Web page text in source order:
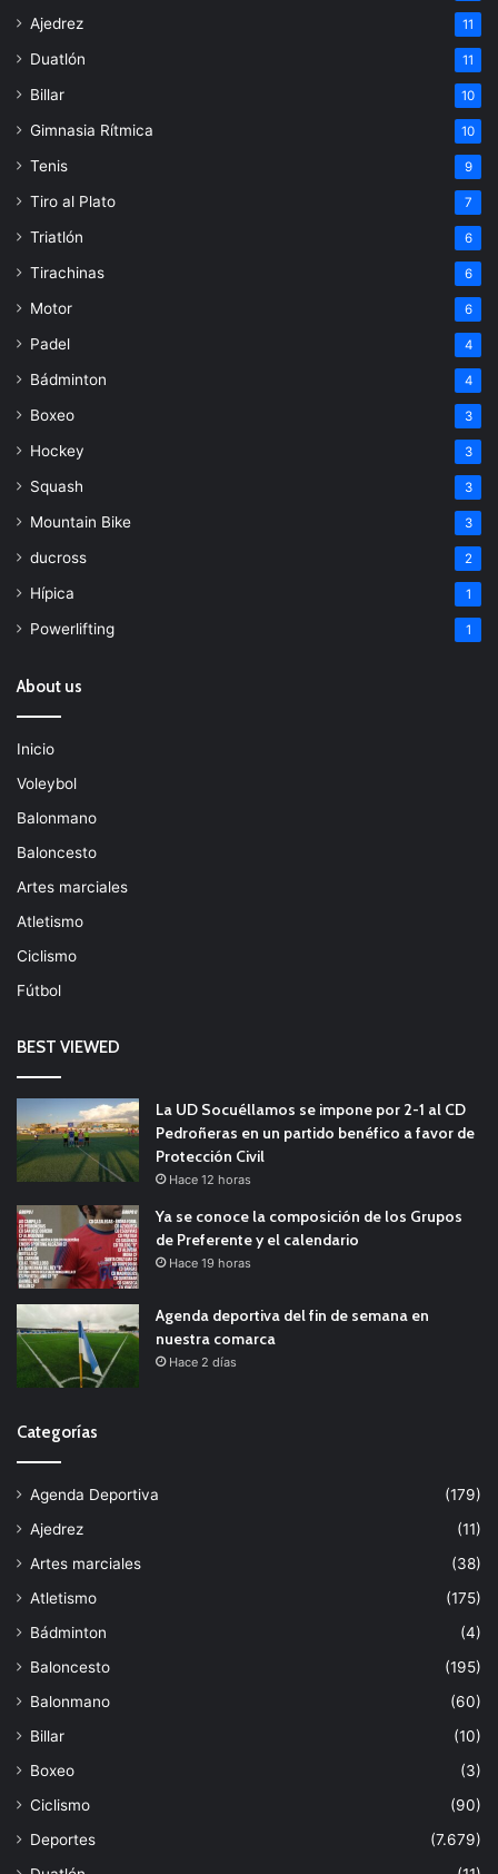
Ajedrez 11
Duatlón 11
Billar 10
Gimnasia Rítmica 10
Tenis 9
Tiro al Plato 7
Triatlón 6
Tirachinas 6
Motor 6
Padel 4
Bádminton 4
Boxeo 3
Hockey 3
Squash 3
Mountain Bike 3
ducross 2
Hípica 1
Powerlifting 1
About us
Inicio
Voleybol
Balonmano
Baloncesto
Artes marciales
Atletismo
Ciclismo
Fútbol
BEST VIEWED
La UD Socuéllamos se impone por 2-1 al CD
Pedroñeras en un partido benéfico a favor de
Protección Civil
Hace 12 horas
Ya se conoce la composición de los Grupos
de Preferente y el calendario
Hace 19 horas
Agenda deportiva del fin de semana en
nuestra comarca
Hace 2 días
Categorías
Agenda Deportiva
(179)
Ajedrez
(11)
Artes marciales
(38)
Atletismo
(175)
Bádminton
(4)
Baloncesto
(195)
Balonmano
(60)
Billar
(10)
Boxeo
(3)
Ciclismo
(90)
Deportes
(7.679)